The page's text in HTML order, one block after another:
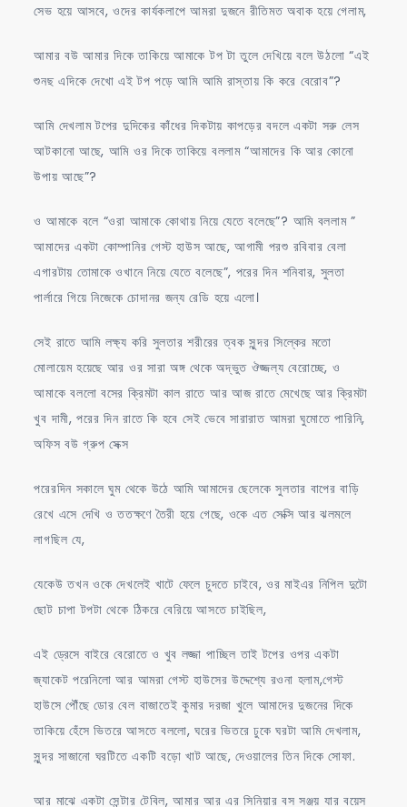
সেভ হয়ে আসবে, ওদের কার্যকলাপে আমরা দুজনে রীতিমত অবাক হয়ে গেলাম,
আমার বউ আমার দিকে তাকিয়ে আমাকে টপ টা তুলে দেখিয়ে বলে উঠলো “এই
শুনছ এদিকে দেখো এই টপ পড়ে আমি আমি রাস্তায় কি করে বেরোব”?
আমি দেখলাম টপের দুদিকের কাঁধের দিকটায় কাপড়ের বদলে একটা সরু লেস
আটকানো আছে, আমি ওর দিকে তাকিয়ে বললাম “আমাদের কি আর কোনো
উপায় আছে”?
ও আমাকে বলে “ওরা আমাকে কোথায় নিয়ে যেতে বলেছে”? আমি বললাম ”
আমাদের একটা কোম্পানির গেস্ট হাউস আছে, আগামী পরশু রবিবার বেলা
এগারটায় তোমাকে ওখানে নিয়ে যেতে বলেছে”, পরের দিন শনিবার, সুলতা
পার্লারে গিয়ে নিজেকে চোদানর জন্য রেডি হয়ে এলো।
সেই রাতে আমি লক্ষ্য করি সুলতার শরীরের ত্বক সুন্দর সিল্কের মতো
মোলায়েম হয়েছে আর ওর সারা অঙ্গ থেকে অদ্ভুত ঔজ্জল্য বেরোচ্ছে, ও
আমাকে বললো বসের ক্রিমটা কাল রাতে আর আজ রাতে মেখেছে আর ক্রিমটা
খুব দামী, পরের দিন রাতে কি হবে সেই ভেবে সারারাত আমরা ঘুমোতে পারিনি,
অফিস বউ গ্রুপ সেক্স
পরেরদিন সকালে ঘুম থেকে উঠে আমি আমাদের ছেলেকে সুলতার বাপের বাড়ি
রেখে এসে দেখি ও ততক্ষণে তৈরী হয়ে গেছে, ওকে এত সেক্সি আর ঝলমলে
লাগছিল যে,
যেকেউ তখন ওকে দেখলেই খাটে ফেলে চুদতে চাইবে, ওর মাইএর নিপিল দুটো
ছোট চাপা টপটা থেকে ঠিকরে বেরিয়ে আসতে চাইছিল,
এই ড্রেসে বাইরে বেরোতে ও খুব লজ্জা পাচ্ছিল তাই টপের ওপর একটা
জ্যাকেট পরেনিলো আর আমরা গেস্ট হাউসের উদ্দেশ্যে রওনা হলাম,গেস্ট
হাউসে পৌঁছে ডোর বেল বাজাতেই কুমার দরজা খুলে আমাদের দুজনের দিকে
তাকিয়ে হেঁসে ভিতরে আসতে বললো, ঘরের ভিতরে ঢুকে ঘরটা আমি দেখলাম,
সুন্দর সাজানো ঘরটিতে একটি বড়ো খাট আছে, দেওয়ালের তিন দিকে সোফা.
আর মাঝে একটা সেন্টার টেবিল, আমার আর এর সিনিয়ার বস সঞ্জয় যার বয়েস